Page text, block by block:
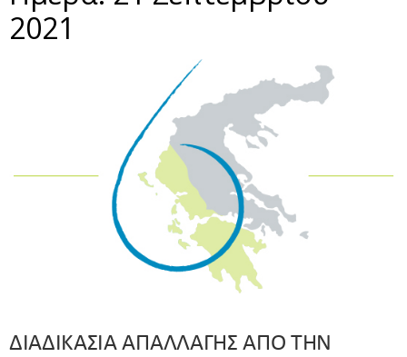
2021
ΔΙΑΔΙΚΑΣΙΑ ΑΠΑΛΛΑΓΗΣ ΑΠΟ ΤΗΝ